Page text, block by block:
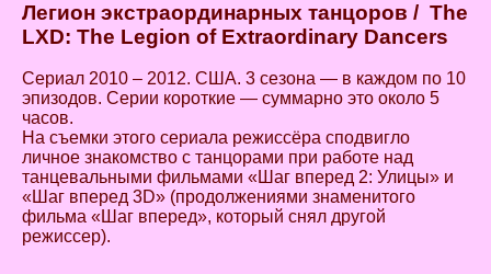
Легион экстраординарных танцоров / The
LXD: The Legion of Extraordinary Dancers
Сериал 2010 – 2012. США. 3 сезона — в каждом по 10
эпизодов. Серии короткие — суммарно это около 5
часов.
На съемки этого сериала режиссёра сподвигло
личное знакомство с танцорами при работе над
танцевальными фильмами «Шаг вперед 2: Улицы» и
«Шаг вперед 3D» (продолжениями знаменитого
фильма «Шаг вперед», который снял другой
режиссер).